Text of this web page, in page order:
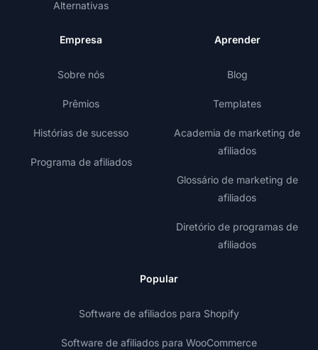
Alternativas
Empresa
Sobre nós
Prêmios
Histórias de sucesso
Programa de afiliados
Aprender
Blog
Templates
Academia de marketing de
afiliados
Glossário de marketing de
afiliados
Diretório de programas de
afiliados
Popular
Software de afiliados para Shopify
Software de afiliados para WooCommerce